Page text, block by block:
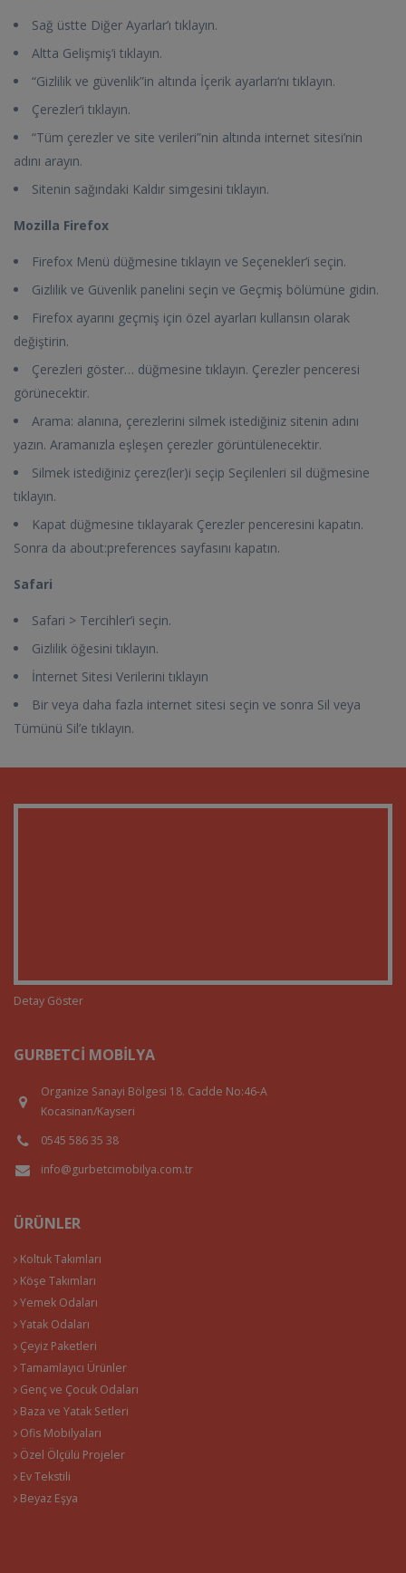
Sağ üstte Diğer Ayarlar’ı tıklayın.
Altta Gelişmiş‘i tıklayın.
“Gizlilik ve güvenlik”in altında İçerik ayarları‘nı tıklayın.
Çerezler‘i tıklayın.
“Tüm çerezler ve site verileri”nin altında internet sitesi’nin
adını arayın.
Sitenin sağındaki Kaldır simgesini tıklayın.
Mozilla Firefox
Firefox Menü düğmesine tıklayın ve Seçenekler’i seçin.
Gizlilik ve Güvenlik panelini seçin ve Geçmiş bölümüne gidin.
Firefox ayarını geçmiş için özel ayarları kullansın olarak
değiştirin.
Çerezleri göster… düğmesine tıklayın. Çerezler penceresi
görünecektir.
Arama: alanına, çerezlerini silmek istediğiniz sitenin adını
yazın. Aramanızla eşleşen çerezler görüntülenecektir.
Silmek istediğiniz çerez(ler)i seçip Seçilenleri sil düğmesine
tıklayın.
Kapat düğmesine tıklayarak Çerezler penceresini kapatın.
Sonra da about:preferences sayfasını kapatın.
Safari
Safari > Tercihler’i seçin.
Gizlilik öğesini tıklayın.
İnternet Sitesi Verilerini tıklayın
Bir veya daha fazla internet sitesi seçin ve sonra Sil veya
Tümünü Sil’e tıklayın.
Detay Göster
GURBETCI MOBILYA
Organize Sanayi Bölgesi 18. Cadde No:46-A
Kocasinan/Kayseri
0545 586 35 38
info@gurbetcimobilya.com.tr
ÜRÜNLER
Koltuk Takımları
Köşe Takımları
Yemek Odaları
Yatak Odaları
Çeyiz Paketleri
Tamamlayıcı Ürünler
Genç ve Çocuk Odaları
Baza ve Yatak Setleri
Ofis Mobilyaları
Özel Ölçülü Projeler
Ev Tekstili
Beyaz Eşya